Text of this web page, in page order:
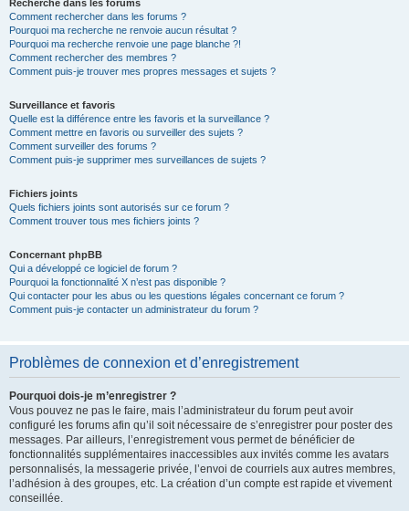
Recherche dans les forums
Comment rechercher dans les forums ?
Pourquoi ma recherche ne renvoie aucun résultat ?
Pourquoi ma recherche renvoie une page blanche ?!
Comment rechercher des membres ?
Comment puis-je trouver mes propres messages et sujets ?
Surveillance et favoris
Quelle est la différence entre les favoris et la surveillance ?
Comment mettre en favoris ou surveiller des sujets ?
Comment surveiller des forums ?
Comment puis-je supprimer mes surveillances de sujets ?
Fichiers joints
Quels fichiers joints sont autorisés sur ce forum ?
Comment trouver tous mes fichiers joints ?
Concernant phpBB
Qui a développé ce logiciel de forum ?
Pourquoi la fonctionnalité X n’est pas disponible ?
Qui contacter pour les abus ou les questions légales concernant ce forum ?
Comment puis-je contacter un administrateur du forum ?
Problèmes de connexion et d’enregistrement
Pourquoi dois-je m’enregistrer ?
Vous pouvez ne pas le faire, mais l’administrateur du forum peut avoir
configuré les forums afin qu’il soit nécessaire de s’enregistrer pour poster des
messages. Par ailleurs, l’enregistrement vous permet de bénéficier de
fonctionnalités supplémentaires inaccessibles aux invités comme les avatars
personnalisés, la messagerie privée, l’envoi de courriels aux autres membres,
l’adhésion à des groupes, etc. La création d’un compte est rapide et vivement
conseillée.